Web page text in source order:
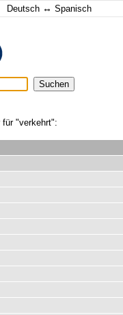
Deutsch ↔ Spanisch
für "verkehrt":